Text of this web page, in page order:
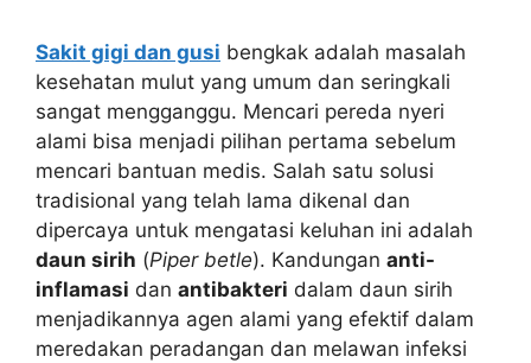
Sakit gigi dan gusi bengkak adalah masalah
kesehatan mulut yang umum dan seringkali
sangat mengganggu. Mencari pereda nyeri
alami bisa menjadi pilihan pertama sebelum
mencari bantuan medis. Salah satu solusi
tradisional yang telah lama dikenal dan
dipercaya untuk mengatasi keluhan ini adalah
daun sirih (Piper betle). Kandungan anti-
inflamasi dan antibakteri dalam daun sirih
menjadikannya agen alami yang efektif dalam
meredakan peradangan dan melawan infeksi